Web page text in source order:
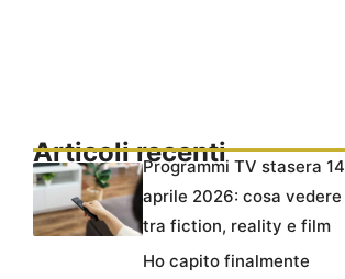
Articoli recentiProgrammi TV stasera 14
aprile 2026: cosa vedere
tra fiction, reality e film
Ho capito finalmente